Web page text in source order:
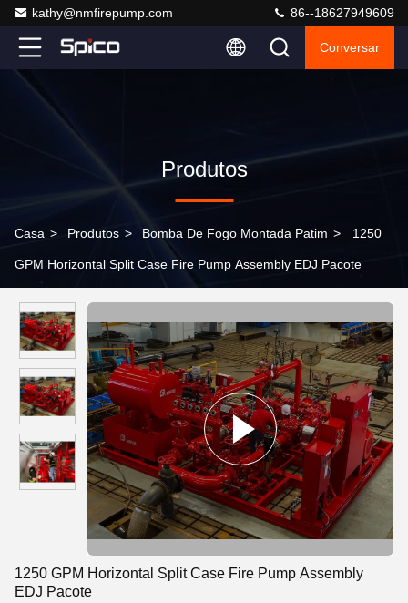
kathy@nmfirepump.com 86--18627949609
Conversar
Produtos
Casa > Produtos > Bomba De Fogo Montada Patim > 1250
GPM Horizontal Split Case Fire Pump Assembly EDJ Pacote
1250 GPM Horizontal Split Case Fire Pump Assembly
EDJ Pacote